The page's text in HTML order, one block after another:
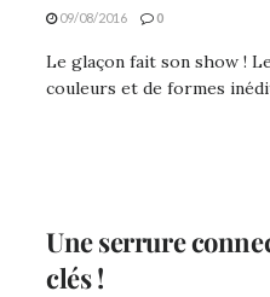
09/08/2016 0
Le glaçon fait son show !
couleurs et de formes
Une serrure
clés !